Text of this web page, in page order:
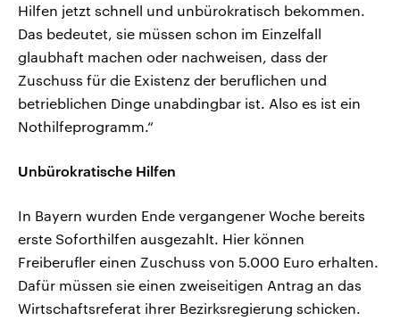
Hilfen jetzt schnell und unbürokratisch bekommen.
Das bedeutet, sie müssen schon im Einzelfall
glaubhaft machen oder nachweisen, dass der
Zuschuss für die Existenz der beruflichen und
betrieblichen Dinge unabdingbar ist. Also es ist ein
Nothilfeprogramm.“
Unbürokratische Hilfen
In Bayern wurden Ende vergangener Woche bereits
erste Soforthilfen ausgezahlt. Hier können
Freiberufler einen Zuschuss von 5.000 Euro erhalten.
Dafür müssen sie einen zweiseitigen Antrag an das
Wirtschaftsreferat ihrer Bezirksregierung schicken.